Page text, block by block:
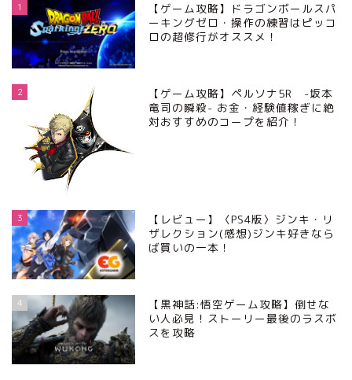
1
【ゲーム攻略】ドラゴンボールスパ
ーキングゼロ・操作の練習はピッコ
ロの超修行がオススメ！
2
【ゲーム攻略】ペルソナ5R -坂本
竜司の瞬殺- お金・経験値稼ぎに絶
対おすすめのコープを紹介！
3
【レビュー】〈PS4版〉ジンキ・リ
ザレクション(感想)ジンキ好きなら
ば買いの一本！
4
【黒神話:悟空ゲーム攻略】倒せな
い人必見！ストーリー最後のラスボ
スを攻略